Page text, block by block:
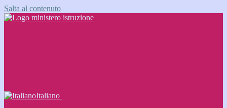
Salta al contenuto
Italiano